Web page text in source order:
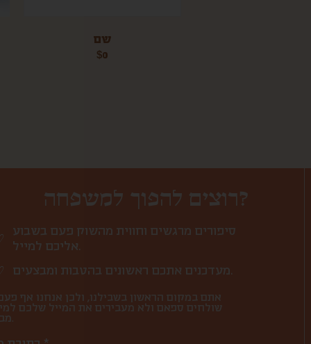
שם
$0
רוצים להפוך למשפחה?
סיפורים מרגשים וחווית מהשוק פעם בשבוע
אתם במקום הראשון בשבילנו, ולכן אנחנו אף
שולחים ספאם ולא מעבירים את המייל שלכם